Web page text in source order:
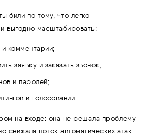
били по тому, что легко
выгодно масштабировать:
комментарии;
заявку и заказать звонок;
и паролей;
и голосований.
на входе: она не решала проблему
снижала поток автоматических атак.